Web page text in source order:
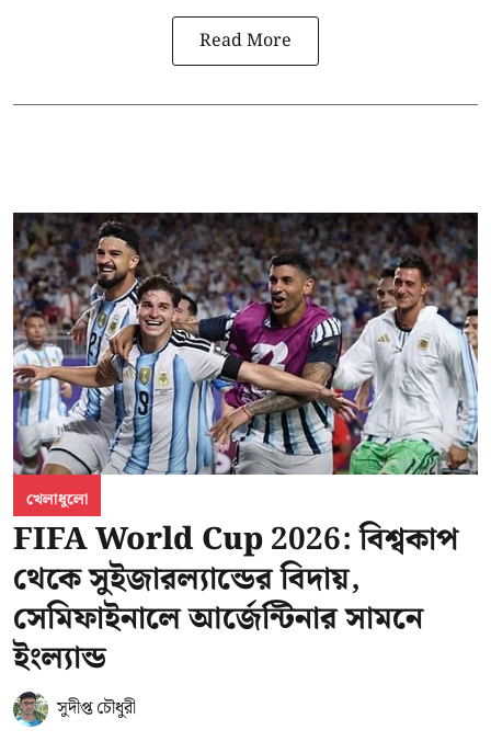
Read More
খেলাধুলো
FIFA World Cup 2026: বিশ্বকাপ
থেকে সুইজারল্যান্ডের বিদায়,
সেমিফাইনালে আর্জেন্টিনার সামনে
ইংল্যান্ড
সুদীপ্ত চৌধুরী